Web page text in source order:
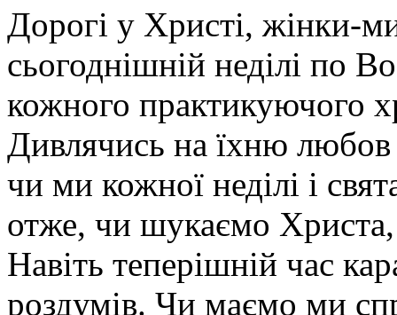
Дорогі у Христі, жінки-
сьогоднішній неділі по
кожного практикуючого
Дивлячись на їхню любов
чи ми кожної неділі і
отже, чи шукаємо
Навіть теперішній час
роздумів. Чи маємо ми